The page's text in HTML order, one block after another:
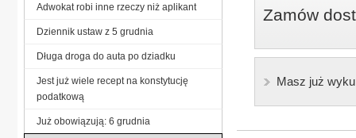
Zamów
Masz już
Adwokat robi inne rzeczy niż aplikant
Dziennik ustaw z 5 grudnia
Długa droga do auta po dziadku
Jest już wiele recept na konstytucję
podatkową
Już obowiązują: 6 grudnia